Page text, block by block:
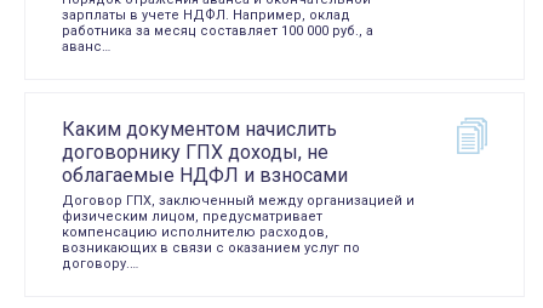
зарплаты в учете НДФЛ. Например, оклад
работника за месяц составляет 100 000 руб., а
аванс…
Каким документом начислить
договорнику ГПХ доходы, не
облагаемые НДФЛ и взносами
Договор ГПХ, заключенный между организацией и
физическим лицом, предусматривает
компенсацию исполнителю расходов,
возникающих в связи с оказанием услуг по
договору.…